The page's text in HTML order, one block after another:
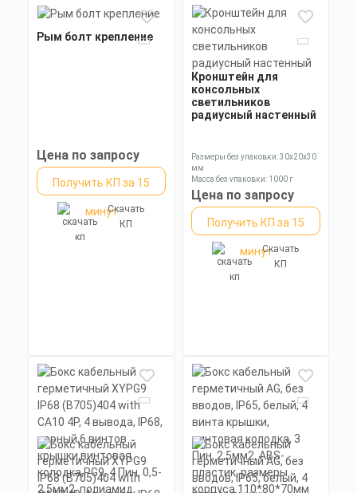
Рым болт крепление
Цена по запросу
Получить КП за 15
минутСкачать
КП
Кронштейн для
консольных
светильников
радиусный настенный
Размеры без упаковки: 30x20x30
мм
Масса без упаковки: 1000 г
Цена по запросу
Получить КП за 15
минутСкачать
КП